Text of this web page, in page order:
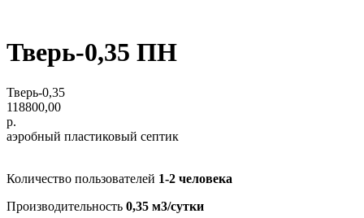
Тверь-0,35 ПН
Тверь-0,35
118800,00
р.
аэробный пластиковый септик
Количество пользователей 1-2 человека
Производительность 0,35 м3/сутки